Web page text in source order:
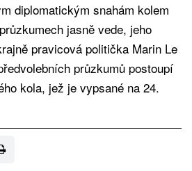
diplomatickým snahám kolem
jasně vede, jeho
pravicová politička Marin Le
průzkumů postoupí
kola, jež je vypsané na 24.